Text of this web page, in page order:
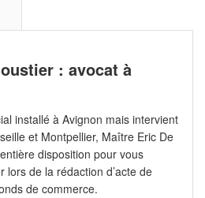
: avocat à
installé à Avignon mais intervient
et Montpellier, Maître Eric De
disposition pour vous
lors de la rédaction d’acte de
de commerce.